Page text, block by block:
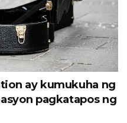
ay kumukuha ng
pagkatapos ng